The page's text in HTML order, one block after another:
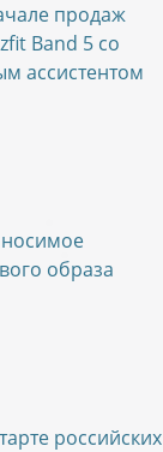
продаж
Band 5 со
ассистентом
носимое
образа
российских